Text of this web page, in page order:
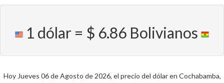
1 dólar = $ 6.86 Bolivianos
Hoy Jueves 06 de Agosto de 2026, el precio del dólar en Cochabamba,